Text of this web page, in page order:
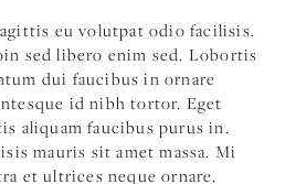
eu volutpat odio facilisis.
sed libero enim sed. Lobortis
dui faucibus in ornare
id nibh tortor. Eget
aliquam faucibus purus in.
mauris sit amet massa. Mi
et ultrices neque ornare.